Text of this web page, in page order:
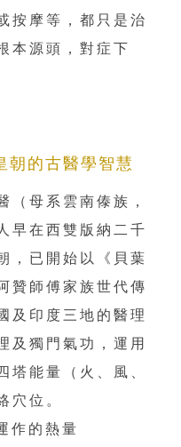
按摩等，都只是治
本源頭，對症下
朝的古醫學智慧
（母系雲南傣族，
早在西雙版納二千
，已開始以《貝葉
贊師傅家族世代傳
及印度三地的醫理
及獨門氣功，運用
塔能量（火、風、
穴位。
作的熱量